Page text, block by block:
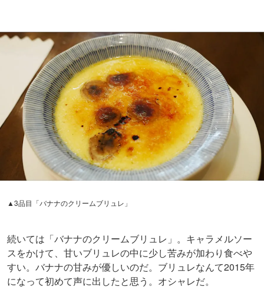
▲3品目「バナナのクリームブリュレ」
続いては「バナナのクリームブリュレ」。キャラメルソー
スをかけて、甘いブリュレの中に少し苦みが加わり食べや
すい。バナナの甘みが優しいのだ。ブリュレなんて2015年
になって初めて声に出したと思う。オシャレだ。